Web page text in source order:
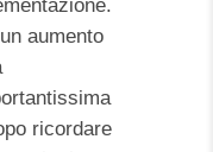
aumento
ricordare